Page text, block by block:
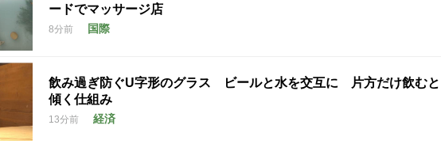
ードでマッサージ店
8分前 国際
飲み過ぎ防ぐU字形のグラス ビールと水を交互に 片方だけ飲むと
傾く仕組み
13分前 経済